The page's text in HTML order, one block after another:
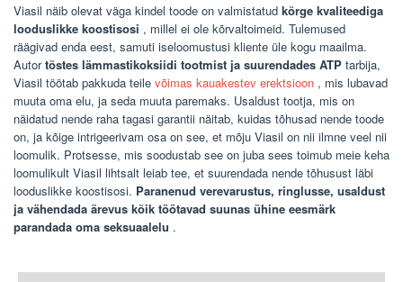
Viasil näib olevat väga kindel toode on valmistatud kõrge kvaliteediga
looduslikke koostisosi , millel ei ole kõrvaltoimeid. Tulemused
räägivad enda eest, samuti iseloomustusi kliente üle kogu maailma.
Autortõstes lämmastikoksiidi tootmist ja suurendades ATP tarbija,
Viasil töötab pakkuda teile võimas kauakestev erektsioon , mis lubavad
muuta oma elu, ja seda muuta paremaks. Usaldust tootja, mis on
näidatud nende raha tagasi garantii näitab, kuidas tõhusad nende toode
on, ja kõige intrigeerivam osa on see, et mõju Viasil on nii ilmne veel nii
loomulik. Protsesse, mis soodustab see on juba sees toimub meie keha
loomulikult Viasil lihtsalt leiab tee, et suurendada nende tõhusust läbi
looduslikke koostisosi. Paranenud verevarustus, ringlusse, usaldust
ja vähendada ärevus kõik töötavad suunas ühine eesmärk
parandada oma seksuaalelu .